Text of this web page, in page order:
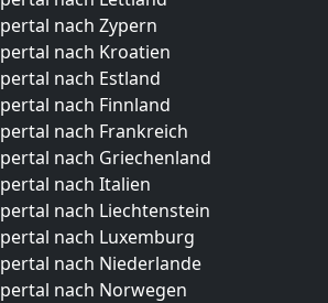
nach Zypern
nach Kroatien
nach Estland
nach Finnland
nach Frankreich
nach Griechenland
nach Italien
nach Liechtenstein
nach Luxemburg
nach Niederlande
nach Norwegen